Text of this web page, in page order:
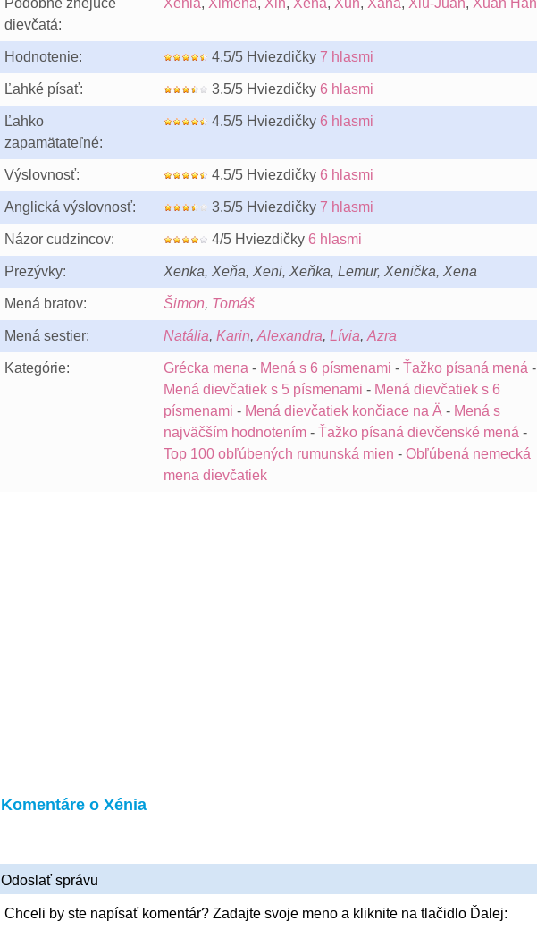
Podobne znejúce
dievčatá:
Xenia, Ximena, Xin, Xena, Xun, Xana, Xiu-Juan, Xuân Hân
Hodnotenie: 4.5/5 Hviezdičky 7 hlasmi
Ľahké písať: 3.5/5 Hviezdičky 6 hlasmi
Ľahko
zapamätateľné:
4.5/5 Hviezdičky 6 hlasmi
Výslovnosť: 4.5/5 Hviezdičky 6 hlasmi
Anglická výslovnosť: 3.5/5 Hviezdičky 7 hlasmi
Názor cudzincov: 4/5 Hviezdičky 6 hlasmi
Prezývky: Xenka, Xeňa, Xeni, Xeňka, Lemur, Xenička, Xena
Mená bratov: Šimon, Tomáš
Mená sestier: Natália, Karin, Alexandra, Lívia, Azra
Kategórie: Grécka mena - Mená s 6 písmenami - Ťažko písaná mená -
Mená dievčatiek s 5 písmenami - Mená dievčatiek s 6
písmenami - Mená dievčatiek končiace na Ä - Mená s
najväčším hodnotením- Ťažko písaná dievčenské mená -
Top 100 obľúbených rumunská mien - Obľúbená nemecká
mena dievčatiek
Komentáre o Xénia
Odoslať správu
Chceli by ste napísať komentár? Zadajte svoje meno a kliknite na tlačidlo Ďalej: